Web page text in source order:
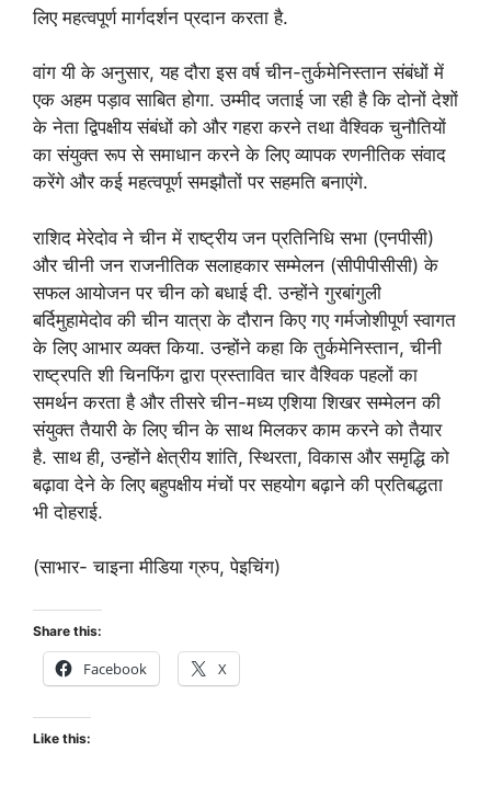
लिए महत्वपूर्ण मार्गदर्शन प्रदान करता है.
वांग यी के अनुसार, यह दौरा इस वर्ष चीन-तुर्कमेनिस्तान संबंधों में
एक अहम पड़ाव साबित होगा. उम्मीद जताई जा रही है कि दोनों देशों
के नेता द्विपक्षीय संबंधों को और गहरा करने तथा वैश्विक चुनौतियों
का संयुक्त रूप से समाधान करने के लिए व्यापक रणनीतिक संवाद
करेंगे और कई महत्वपूर्ण समझौतों पर सहमति बनाएंगे.
राशिद मेरेदोव ने चीन में राष्ट्रीय जन प्रतिनिधि सभा (एनपीसी)
और चीनी जन राजनीतिक सलाहकार सम्मेलन (सीपीपीसीसी) के
सफल आयोजन पर चीन को बधाई दी. उन्होंने गुरबांगुली
बर्दिमुहामेदोव की चीन यात्रा के दौरान किए गए गर्मजोशीपूर्ण स्वागत
के लिए आभार व्यक्त किया. उन्होंने कहा कि तुर्कमेनिस्तान, चीनी
राष्ट्रपति शी चिनफिंग द्वारा प्रस्तावित चार वैश्विक पहलों का
समर्थन करता है और तीसरे चीन-मध्य एशिया शिखर सम्मेलन की
संयुक्त तैयारी के लिए चीन के साथ मिलकर काम करने को तैयार
है. साथ ही, उन्होंने क्षेत्रीय शांति, स्थिरता, विकास और समृद्धि को
बढ़ावा देने के लिए बहुपक्षीय मंचों पर सहयोग बढ़ाने की प्रतिबद्धता
भी दोहराई.
(साभार- चाइना मीडिया ग्रुप, पेइचिंग)
Share this:
Facebook X
Like this: